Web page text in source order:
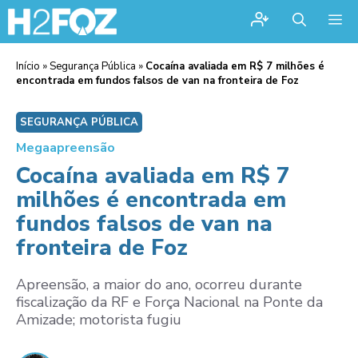
Início »Segurança Pública » Cocaína avaliada em R$ 7 milhões é
encontrada em fundos falsos de van na fronteira de Foz
SEGURANÇA PÚBLICA
Megaapreensão
Cocaína avaliada em R$ 7
milhões é encontrada em
fundos falsos de van na
fronteira de Foz
Apreensão, a maior do ano, ocorreu durante
fiscalização da RF e Força Nacional na Ponte da
Amizade; motorista fugiu